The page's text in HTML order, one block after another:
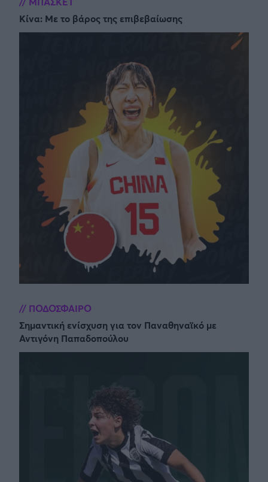
Κίνα: Με το βάρος της επιβεβαίωσης
ΠΟΔΟΣΦΑΙΡΟ
Σημαντική ενίσχυση για τον Παναθηναϊκό με
Αντιγόνη Παπαδοπούλου